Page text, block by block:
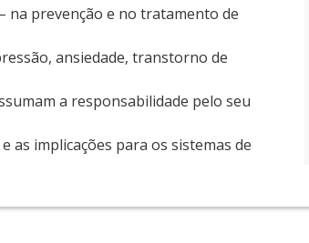
na prevenção e no tratamento de
ansiedade, transtorno de
a responsabilidade pelo seu
as implicações para os sistemas de